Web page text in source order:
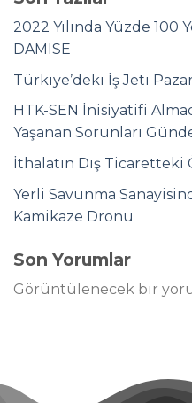
2022 Yılında Yüzde
DAMISE
Türkiye’deki İş Jeti
HTK-SEN İnisiyatifi
Yaşanan Sorunları
İthalatın Dış
Yerli Savunma
Kamikaze Dronu
Son Yorumlar
Görüntülenecek bir